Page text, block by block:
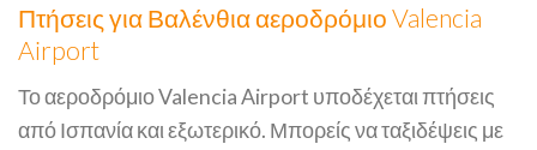
Πτήσεις για Βαλένθια αεροδρόμιο Valencia
Airport
Το αεροδρόμιο Valencia Airport υποδέχεται πτήσεις
από Ισπανία και εξωτερικό. Μπορείς να ταξιδέψεις με